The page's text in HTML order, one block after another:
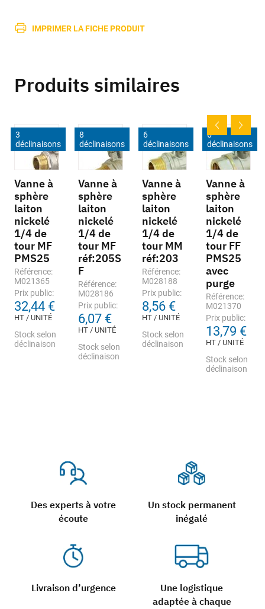
IMPRIMER LA FICHE PRODUIT
Des experts à votre
écoute
Un stock permanent
inégalé
Livraison d’urgence
Une logistique
adaptée à chaque
Produits similaires
3
déclinaisons
Vanne à
sphère
laiton
nickelé
1/4 de
tour MF
PMS25
Référence:
M021365
Prix public:
32,44 €
HT / UNITÉ
Stock selon
déclinaison
8
déclinaisons
Vanne à
sphère
laiton
nickelé
1/4 de
tour MF
réf:205S
F
Référence:
M028186
Prix public:
6,07 €
HT / UNITÉ
Stock selon
déclinaison
6
déclinaisons
Vanne à
sphère
laiton
nickelé
1/4 de
tour MM
réf:203
Référence:
M028188
Prix public:
8,56 €
HT / UNITÉ
Stock selon
déclinaison
6
déclinaisons
Vanne à
sphère
laiton
nickelé
1/4 de
tour FF
PMS25
avec
purge
Référence:
M021370
Prix public:
13,79 €
HT / UNITÉ
Stock selon
déclinaison